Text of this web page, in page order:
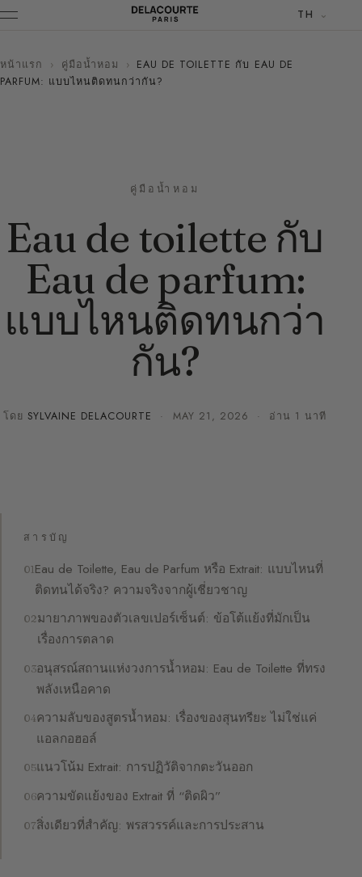
TH
หน้าแรก › คู่มือน้ำหอม › EAU DE TOILETTE กับ EAU DE
PARFUM: แบบไหนติดทนกว่ากัน?
คู่มือน้ำหอม
Eau de toilette กับ
Eau de parfum:
แบบไหนติดทนกว่า
กัน?
โดย SYLVAINE DELACOURTE · MAY 21, 2026 · อ่าน 1 นาที
สารบัญ
Eau de Toilette, Eau de Parfum หรือ Extrait: แบบไหนที่
ติดทนได้จริง? ความจริงจากผู้เชี่ยวชาญ
มายาภาพของตัวเลขเปอร์เซ็นต์: ข้อโต้แย้งที่มักเป็น
เรื่องการตลาด
อนุสรณ์สถานแห่งวงการน้ำหอม: Eau de Toilette ที่ทรง
พลังเหนือคาด
ความลับของสูตรน้ำหอม: เรื่องของสุนทรียะ ไม่ใช่แค่
แอลกอฮอล์
แนวโน้ม Extrait: การปฏิวัติจากตะวันออก
ความขัดแย้งของ Extrait ที่ “ติดผิว”
สิ่งเดียวที่สำคัญ: พรสวรรค์และการประสาน